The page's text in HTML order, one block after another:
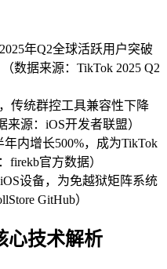
年Q2全球活跃用户突破
数据来源：TikTok 2025 Q2
传统群控工具兼容性下降
源：iOS开发者联盟）
内增长500%，成为TikTok
firekb官方数据）
设备，为免越狱矩阵系统
GitHub）
心技术解析